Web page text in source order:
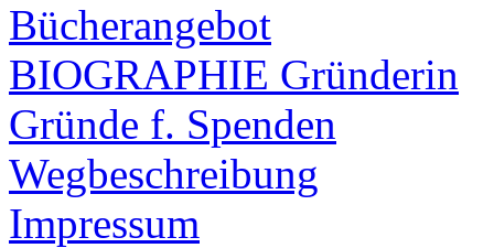
Bücherangebot
BIOGRAPHIE Gründerin
Gründe f. Spenden
Wegbeschreibung
Impressum